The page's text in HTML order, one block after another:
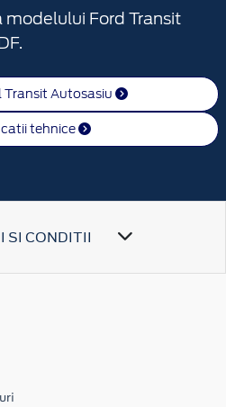
modelului Ford Transit
Transit Autosasiu
tehnice
SI CONDITII